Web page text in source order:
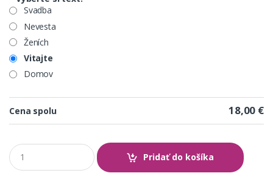
Svadba
Nevesta
Ženích
Vitajte
Domov
Cena spolu 18,00 €
Q
u
a
Pridať do košíka